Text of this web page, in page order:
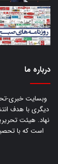
درباره‌ ما
وبسایت خبری-
دیگری با هدف
نهاد. هیئت
است که با